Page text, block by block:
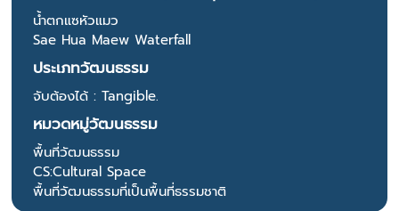
น้ำตกแซหัวแมว
Sae Hua Maew Waterfall
ประเภทวัฒนธรรม
จับต้องได้ : Tangible.
หมวดหมู่วัฒนธรรม
พื้นที่วัฒนธรรม
CS:Cultural Space
พื้นที่วัฒนธรรมที่เป็นพื้นที่ธรรมชาติ